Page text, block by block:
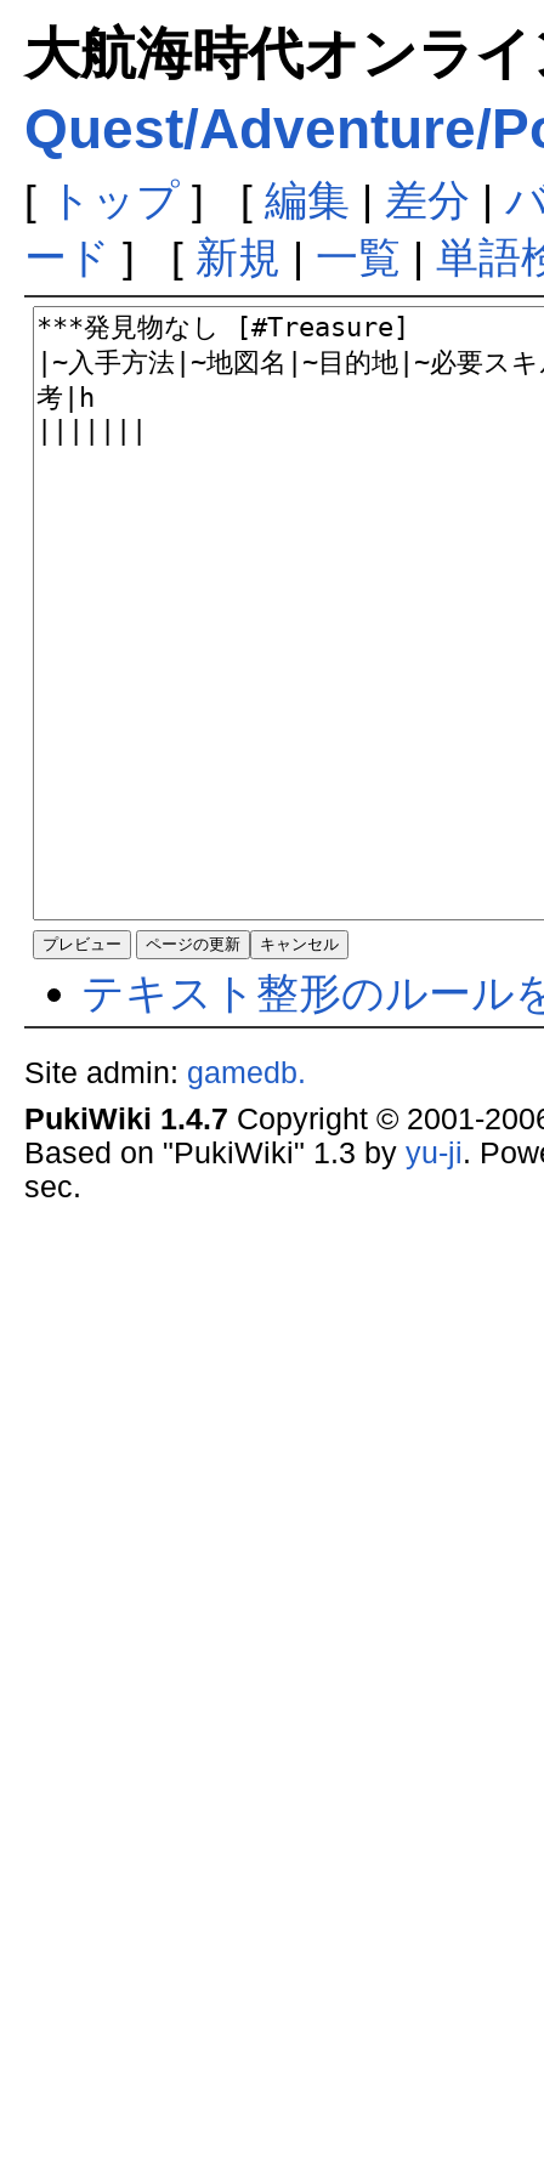
大航海時代オンラ
Quest/Adventure/
[ トップ] [ 編集 | 差分 |
ード ] [ 新規 | 一覧 | 単語
テキスト整形のルール
Site admin: gamedb.
PukiWiki 1.4.7 Copyright © 2001-
Based on "PukiWiki" 1.3 by yu-ji.
sec.